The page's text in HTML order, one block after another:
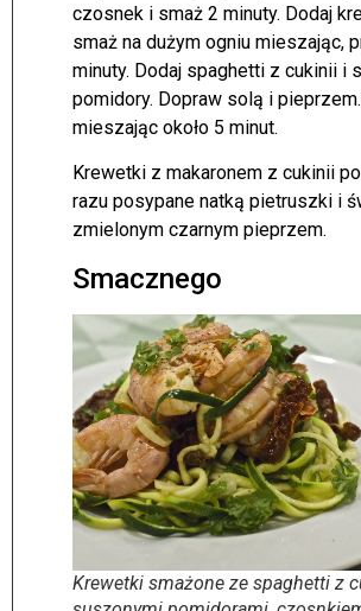
czosnek i smaż 2 minuty. Dodaj
smaż na dużym ogniu mieszając,
minuty. Dodaj spaghetti z cukinii i
pomidory. Dopraw solą i
mieszając około 5 minut.
Krewetki z makaronem z cukinii
razu posypane natką pietruszki i
zmielonym czarnym pieprzem.
Smacznego
Krewetki smażone ze spaghetti z